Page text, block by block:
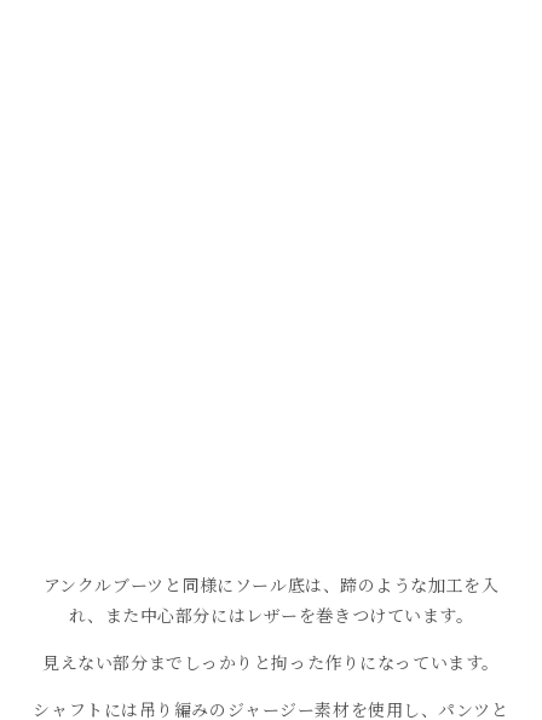
アンクルブーツと同様にソール底は、蹄のような加工を入
れ、また中心部分にはレザーを巻きつけています。
見えない部分までしっかりと拘った作りになっています。
シャフトには吊り編みのジャージー素材を使用し、パンツと